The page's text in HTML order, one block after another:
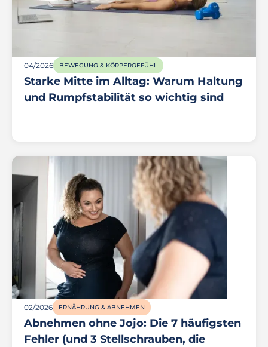
04/2026 BEWEGUNG & KÖRPERGEFÜHL
Starke Mitte im Alltag: Warum Haltung
und Rumpfstabilität so wichtig sind
02/2026 ERNÄHRUNG & ABNEHMEN
Abnehmen ohne Jojo: Die 7 häufigsten
Fehler (und 3 Stellschrauben, die